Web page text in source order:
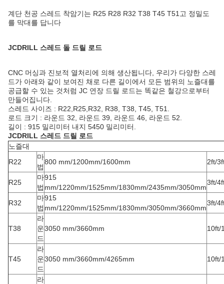
계단 천공 스레드 착암기는 R25 R28 R32 T38 T45 T51고 정밀도
를 막대를 답니다
JCDRILL 스레드 돌 드릴 로드
CNC 머싱과 진보적 열처리에 의해 생산됩니다, 우리가 다양한 스레
드가 아래와 같이 보여진 채로 다른 길이에서 모든 범위의 노즐대를
공급할 수 있는 것처럼 JC 연장 드릴 로드는 똑같은 철강으로부터
만들어집니다.
스레드 사이즈 : R22,R25,R32, R38, T38, T45, T51.
로드 크기 : 라운드 32, 라운드 39, 라운드 46, 라운드 52.
길이 : 915 밀리미터 내지 5450 밀리미터.
JCDRILL 스레드 드릴 로드
노즐대
R22
마
법
800 mm/1200mm/1600mm 2ft/
R25
마
법
915
mm/1220mm/1525mm/1830mm/2435mm/3050mm
3ft/
R32
마
법
915
mm/1220mm/1525mm/1830mm/3050mm/3660mm
3ft/
T38
라
운
드
3050 mm/3660mm 10ft/
T45
라
운
드
3050 mm/3660mm/4265mm 10ft/
라